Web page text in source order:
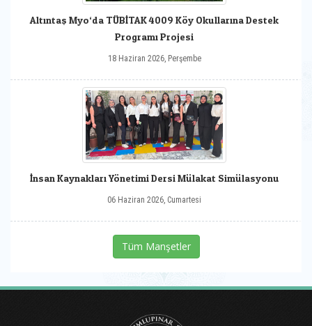
Altıntaş Myo‘da TÜBİTAK 4009 Köy Okullarına Destek
Programı Projesi
18 Haziran 2026, Perşembe
İnsan Kaynakları Yönetimi Dersi Mülakat Simülasyonu
06 Haziran 2026, Cumartesi
Tüm Manşetler